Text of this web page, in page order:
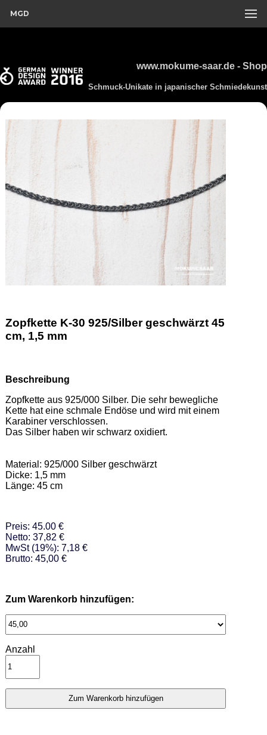
MGD
www.mokume-saar.de - Shop
Schmuck-Unikate in japanischer Schmiedekunst
Zopfkette K-30 925/Silber geschwärzt 45
cm, 1,5 mm
Beschreibung
Zopfkette aus 925/000 Silber. Die sehr bewegliche
Kette hat eine schmale Endöse und wird mit einem
Karabiner verschlossen.
Das Silber haben wir schwarz oxidiert.
Material: 925/000 Silber geschwärzt
Dicke: 1,5 mm
Länge: 45 cm
Preis: 45.00 €
Netto: 37,82 €
MwSt (19%): 7,18 €
Brutto: 45,00 €
Zum Warenkorb hinzufügen:
Anzahl